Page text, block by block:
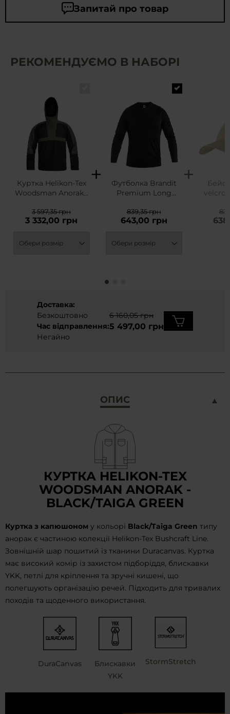
Запитай про товар
РЕКОМЕНДУЄМО В НАБОРІ
Куртка Helikon-Tex
Woodsman Anorak -
3 332,00 грн
3 597,35 грн
Футболка Brandit
Premium Long
643,00 грн
839,35 грн
velcro
-
Доставка:
Безкоштовно
Час відправлення:
Негайно
6 160,05 грн
5 497,00 грн
ОПИС
КУРТКА HELIKON-TEX
WOODSMAN ANORAK -
BLACK/TAIGA GREEN
Куртка з капюшоном у кольорі Black/Taiga Green типу
анорак є частиною колекції Helikon-Tex Bushcraft Line.
Зовнішній шар пошитий із тканини Duracanvas. Куртка
має високий комір із захистом підборіддя, блискавки
YKK, петлі для кріплення та зручні кишені, що
полегшують організацію речей. Підходить для тривалих
походів та щоденного використання.
DuraCanvas
Блискавки
YKK
StormStretch